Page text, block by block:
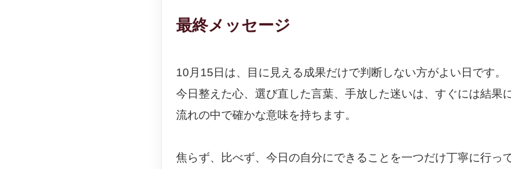
最終メッセージ
10月15日は、目に見える成果だけで判断しない方がよい日です。
今日整えた心、選び直した言葉、手放した迷いは、すぐには結果
流れの中で確かな意味を持ちます。
焦らず、比べず、今日の自分にできることを一つだけ丁寧に行っ